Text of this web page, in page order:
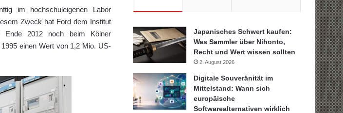
im hochschuleigenen Labor
Zweck hat Ford dem Institut
Ende 2012 noch beim Kölner
einen Wert von 1,2 Mio. US-
Japanisches Schwert kaufen:
Was Sammler über Nihonto,
Recht und Wert wissen sollten
2. August 2026
Digitale Souveränität im
Mittelstand: Wann sich
europäische
Softwarealternativen wirklich